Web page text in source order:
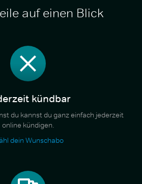
auf einen Blick
kündbar
du kannst du ganz einfach jederzeit
online kündigen.
dein Wunschabo